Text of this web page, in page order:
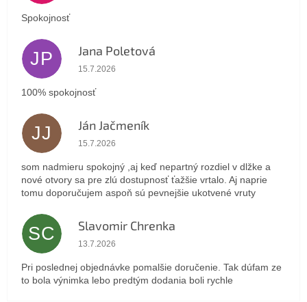
Spokojnosť
JP Jana Poletová
Hodnotenie obchodu je 5 z 5 hviezdičiek.
15.7.2026
100% spokojnosť
JJ Ján Jačmeník
Hodnotenie obchodu je 5 z 5 hviezdičiek.
15.7.2026
som nadmieru spokojný ,aj keď nepartný rozdiel v dlžke a
nové otvory sa pre zlú dostupnosť ťažšie vrtalo. Aj naprie
tomu doporučujem aspoň sú pevnejšie ukotvené vruty
SC Slavomir Chrenka
Hodnotenie obchodu je 5 z 5 hviezdičiek.
13.7.2026
Pri poslednej objednávke pomalšie doručenie. Tak dúfam ze
to bola výnimka lebo predtým dodania boli rychle